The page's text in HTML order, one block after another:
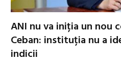
ANI nu va iniția un nou
Ceban: instituția nu a
indicii